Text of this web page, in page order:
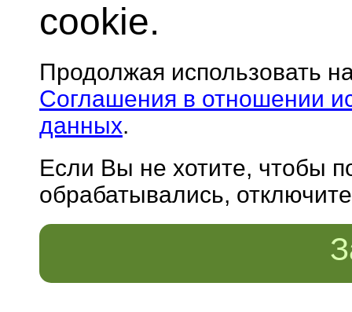
cookie.
Продолжая использовать
Соглашения в отношении
данных.
Если Вы не хотите, чтобы
обрабатывались,